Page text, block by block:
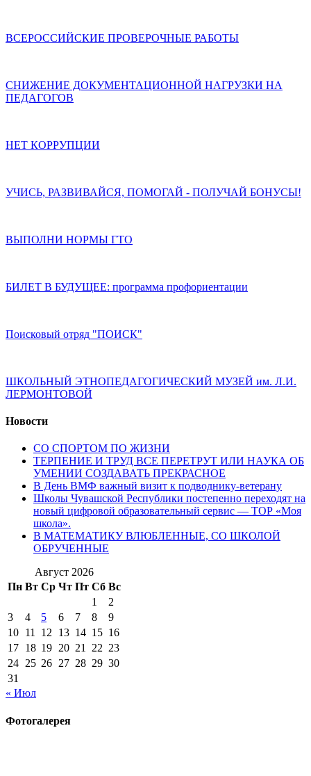
ВСЕРОССИЙСКИЕ ПРОВЕРОЧНЫЕ РАБОТЫ
СНИЖЕНИЕ ДОКУМЕНТАЦИОННОЙ НАГРУЗКИ НА
ПЕДАГОГОВ
НЕТ КОРРУПЦИИ
УЧИСЬ, РАЗВИВАЙСЯ, ПОМОГАЙ - ПОЛУЧАЙ БОНУСЫ!
ВЫПОЛНИ НОРМЫ ГТО
БИЛЕТ В БУДУЩЕЕ: программа профориентации
Поисковый отряд "ПОИСК"
ШКОЛЬНЫЙ ЭТНОПЕДАГОГИЧЕСКИЙ МУЗЕЙ им. Л.И.
ЛЕРМОНТОВОЙ
Новости
СО СПОРТОМ ПО ЖИЗНИ
ТЕРПЕНИЕ И ТРУД ВСЕ ПЕРЕТРУТ ИЛИ НАУКА ОБ
УМЕНИИ СОЗДАВАТЬ ПРЕКРАСНОЕ
В День ВМФ важный визит к подводнику-ветерану
Школы Чувашской Республики постепенно переходят на
новый цифровой образовательный сервис — ТОР «Моя
школа».
В МАТЕМАТИКУ ВЛЮБЛЕННЫЕ, СО ШКОЛОЙ
ОБРУЧЕННЫЕ
Август 2026
Пн Вт Ср Чт Пт Сб Вс
1
2
3
4 5 6 7 8
9
10 11 12 13 14 15 16
17 18 19 20 21 22 23
24 25 26 27 28 29 30
31
« Июл
Фотогалерея